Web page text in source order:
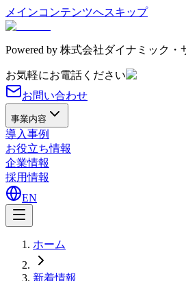
メインコンテンツへスキップ
Powered by 株式会社ダイナミック・
お気軽にお電話ください
お問い合わせ
事業内容
導入事例
お役立ち情報
企業情報
採用情報
EN
ホーム
新着情報